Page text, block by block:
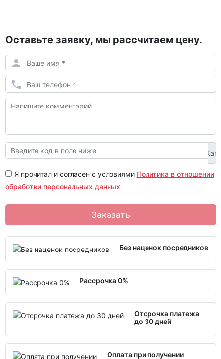
Оставьте заявку, мы рассчитаем цену.
Я прочитал и согласен с условиями Политика в отношении
обработки персональных данных
Заказать
Без наценок посредников
Рассрочка 0%
Отсрочка платежа
до 30 дней
Оплата при получении